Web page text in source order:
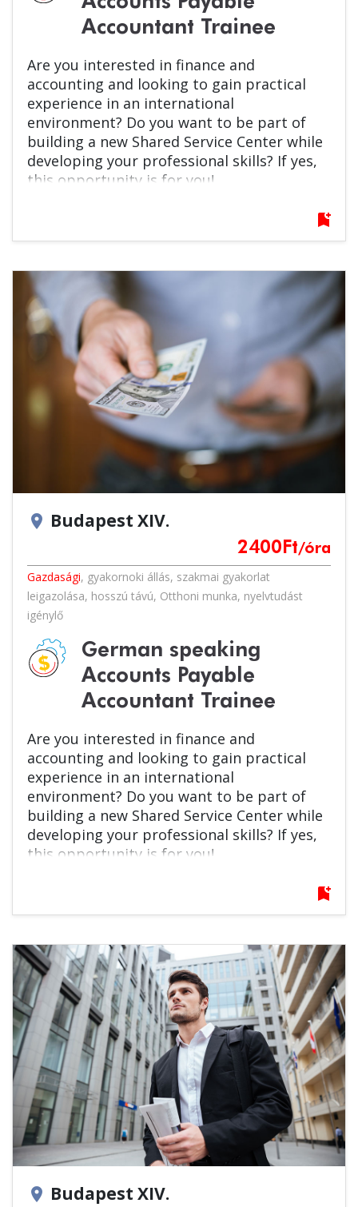
Accountant Trainee
Are you interested in finance and
accounting and looking to gain practical
experience in an international
environment? Do you want to be part of
building a new Shared Service Center while
developing your professional skills? If yes,
this opportunity is for you!
bookmark_add
location_on Budapest XIV.
2400 Ft/óra
Gazdasági, gyakornoki állás, szakmai gyakorlat
leigazolása, hosszú távú, Otthoni munka, nyelvtudást
igénylő
German speaking
Accounts Payable
Accountant Trainee
Are you interested in finance and
accounting and looking to gain practical
experience in an international
environment? Do you want to be part of
building a new Shared Service Center while
developing your professional skills? If yes,
this opportunity is for you!
bookmark_add
location_on Budapest XIV.